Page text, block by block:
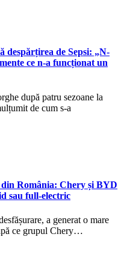
despărțirea de Sepsi: „N-
ce n-a funcționat un
după patru sezoane la
de cum s-a
România: Chery și BYD
sau full-electric
a generat o mare
ce grupul Chery…